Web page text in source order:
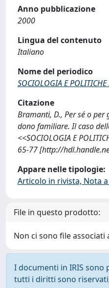
Anno pubblicazione
2000
Lingua del contenuto
Italiano
Nome del periodico
SOCIOLOGIA E POLITICHE
Citazione
Bramanti, D., Per sé o
dono familiare. Il caso
<<SOCIOLOGIA E
65-77 [http://
Appare nelle tipologie:
Articolo in rivista, Nota
File in questo prodotto:
Non ci sono file
I documenti in IRIS
tutti i diritti sono